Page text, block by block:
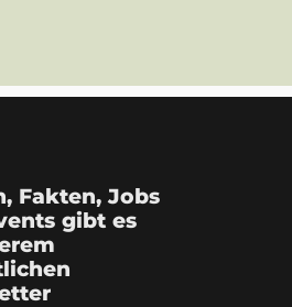
Fakten, Jobs
gibt es